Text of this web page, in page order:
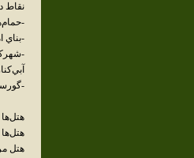
نقاط
-
-بناي
-
-
هتل